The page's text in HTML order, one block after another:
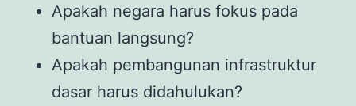
Apakah negara harus fokus pada
bantuan langsung?
Apakah pembangunan infrastruktur
dasar harus didahulukan?